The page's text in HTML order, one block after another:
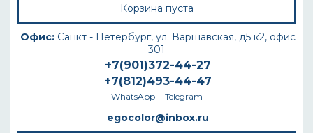
Корзина пуста
Офис: Санкт - Петербург, ул. Варшавская, д5 к2, офис
301
+7(901)372-44-27
+7(812)493-44-47
WhatsApp Telegram
egocolor@inbox.ru